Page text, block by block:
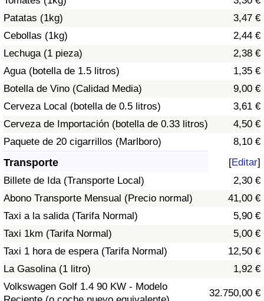
Patatas (1kg)
3,47 €
Cebollas (1kg)
2,44 €
Lechuga (1 pieza)
2,38 €
Agua (botella de 1.5 litros)
1,35 €
Botella de Vino (Calidad Media)
9,00 €
Cerveza Local (botella de 0.5 litros)
3,61 €
Cerveza de Importación (botella de 0.33 litros)
4,50 €
Paquete de 20 cigarrillos (Marlboro)
8,10 €
Transporte [Editar]
Billete de Ida (Transporte Local)
2,30 €
Abono Transporte Mensual (Precio normal)
41,00 €
Taxi a la salida (Tarifa Normal)
5,90 €
Taxi 1km (Tarifa Normal)
5,00 €
Taxi 1 hora de espera (Tarifa Normal)
12,50 €
La Gasolina (1 litro)
1,92 €
Volkswagen Golf 1.4 90 KW - Modelo
32.750,00 €
Índice de Contaminación por País
Tráfico
Índice de Tráfico
Índice de Tráfico (Actual)
Índice de Tráfico por País